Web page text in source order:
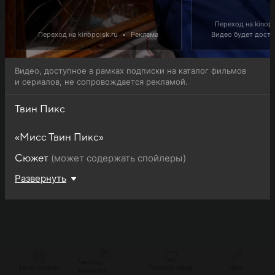
просмотра.
Переход на kinopoisk.ru • Реклама
Переход на
Видео будет
Видео, доступное в рамках подписки на каталог фильмов
и сериалов, не сопровождается рекламой.
Твин Пикс
«Мисс Твин Пикс»
Сюжет (может содержать спойлеры)
Развернуть